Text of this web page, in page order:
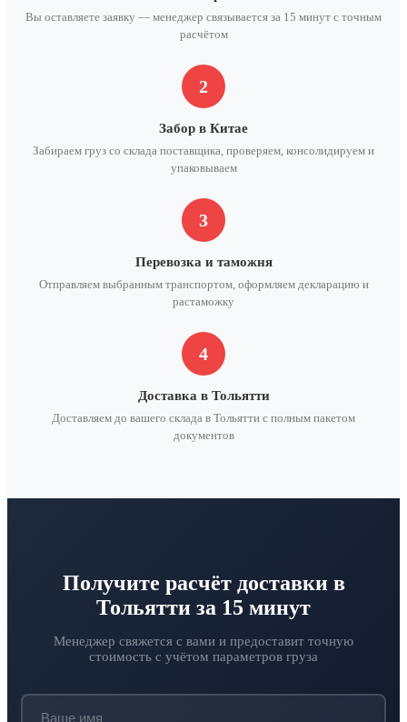
Вы оставляете заявку — менеджер связывается за 15 минут с точным
расчётом
2
Забор в Китае
Забираем груз со склада поставщика, проверяем, консолидируем и
упаковываем
3
Перевозка и таможня
Отправляем выбранным транспортом, оформляем декларацию и
растаможку
4
Доставка в Тольятти
Доставляем до вашего склада в Тольятти с полным пакетом
документов
Получите расчёт доставки в
Тольятти за 15 минут
Менеджер свяжется с вами и предоставит точную
стоимость с учётом параметров груза